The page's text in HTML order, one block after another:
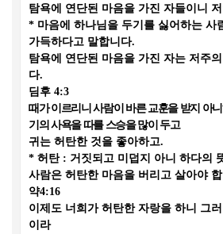
탐욕에 연단된 마음을 가진 자들이니
* 마음에 하나님을 두기를 싫어하는 사
가득하다고 말합니다.
탐욕에 연단된 마음을 가진 자는 저주
다.
딤후 4:3
때가 이르리니 사람이 바른 교훈을 받지 아
기의 사욕을 따를 스승을 많이 두고
귀는 허탄한 것을 좋아하고.
* 허탄 : 거짓되고 미덥지 아니 하다의
사람은 허탄한 마음을 버리고 살아야
약4:16
이제도 너희가 허탄한 자랑을 하니 그
이라